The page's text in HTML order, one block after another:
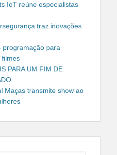
IoT reúne especialistas
traz inovações
programação para
filmes
PARA UM FIM DE
Maças transmite show ao